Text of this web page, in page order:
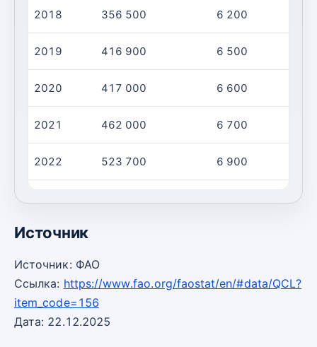
2018 356 500 6 200
2019 416 900 6 500
2020 417 000 6 600
2021 462 000 6 700
2022 523 700 6 900
Источник
Источник: ФАО
Ссылка: https://www.fao.org/faostat/en/#data/QCL?
item_code=156
Дата: 22.12.2025